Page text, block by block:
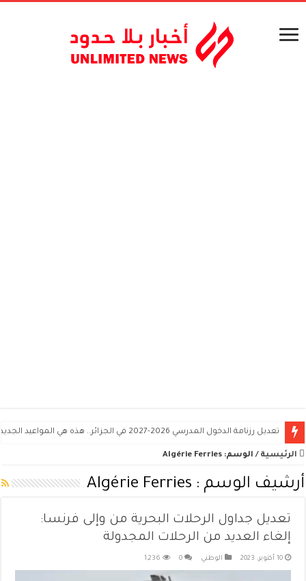
تعديل رزنامة الدخول المدرسي 2026-2027 في الجزائر.. هذه هي المواعيد الجديدة
الرئيسية / الوسم:Algérie Ferries
أرشيف الوسم : Algérie Ferries
تعديل جداول الرحلات البحرية من وإلى فرنسا:
إلغاء العديد من الرحلات المجدولة
10 أكتوبر، 2023 الوطني 0
1,236